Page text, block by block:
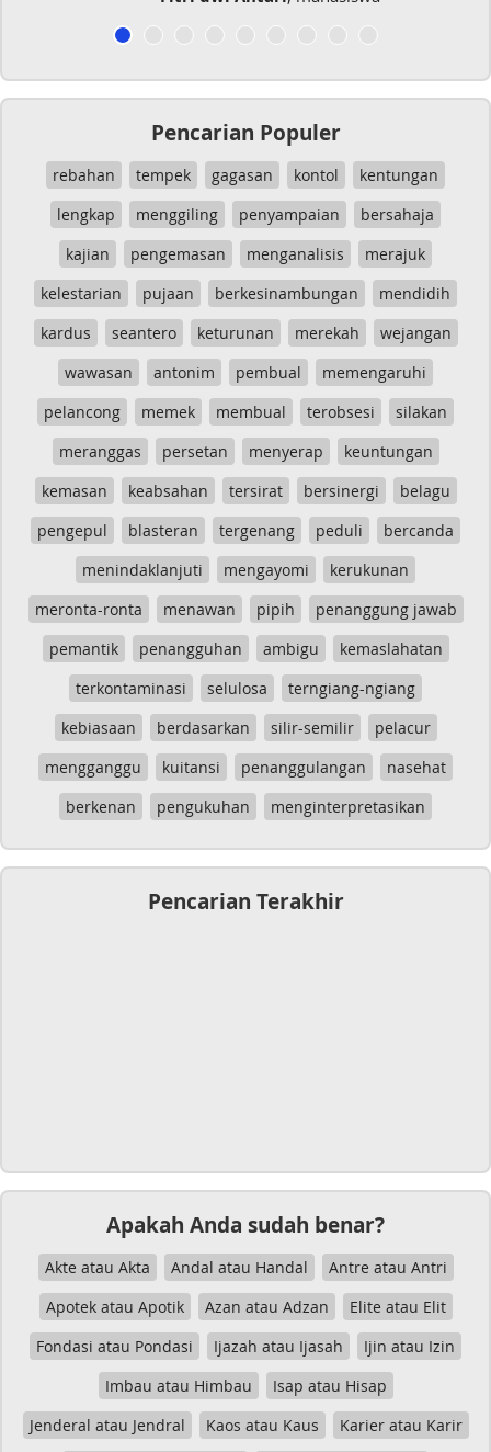
Pencarian Populer
rebahan tempek gagasan kontol
kentungan
lengkap
menggiling penyampaian
bersahaja
kajian
pengemasan menganalisis
merajuk
kelestarian
pujaan berkesinambungan
mendidih
kardus
seantero keturunan merekah
wejangan
wawasan
antonim pembual
memengaruhi
pelancong
memek membual terobsesi
silakan
meranggas
persetan menyerap
keuntungan
kemasan
keabsahan tersirat bersinergi
belagu
pengepul
blasteran tergenang peduli
bercanda
menindaklanjuti
mengayomi
kerukunan
meronta-ronta
menawan pipih
penanggung jawab
pemantik
penangguhan ambigu
kemaslahatan
terkontaminasi
selulosa
terngiang-ngiang
kebiasaan
berdasarkan silir-semilir
pelacur
mengganggu
kuitansi penanggulangan
nasehat
berkenan
pengukuhan menginterpretasikan
Pencarian Terakhir
Apakah Anda sudah benar?
Akte atau Akta Andal atau Handal
Antre atau Antri
Apotek atau Apotik
Azan atau Adzan
Elite atau Elit
Fondasi atau Pondasi
Ijazah atau Ijasah
Ijin atau Izin
Imbau atau Himbau
Isap atau Hisap
Jenderal atau Jendral
Kaos atau Kaus
Karier atau Karir